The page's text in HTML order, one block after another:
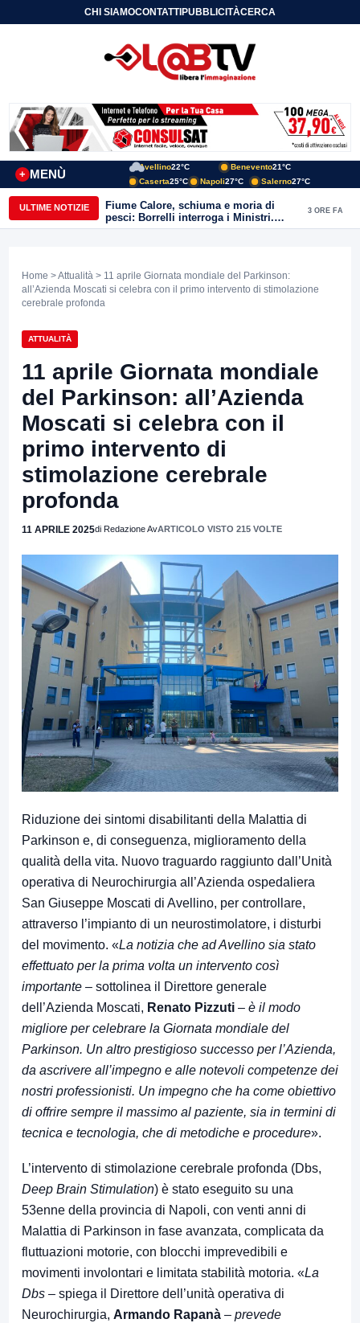
CHI SIAMOCONTATTIPUBBLICITÀCERCA
MENÙ
+
Avellino22°C Benevento21°C
Caserta25°C Napoli27°C Salerno27°C
ULTIME NOTIZIE
Fiume Calore, schiuma e moria di
pesci: Borrelli interroga i Ministri.
“Benevento paga l’assenza del
3 ORE FA
Home >Attualità > 11 aprile Giornata mondiale del Parkinson:
all’Azienda Moscati si celebra con il primo intervento di stimolazione
cerebrale profonda
ATTUALITÀ
11 aprile Giornata mondiale
del Parkinson: all’Azienda
Moscati si celebra con il
primo intervento di
stimolazione cerebrale
profonda
11 APRILE 2025di Redazione AvARTICOLO VISTO 215 VOLTE
Riduzione dei sintomi disabilitanti della Malattia di
Parkinson e, di conseguenza, miglioramento della
qualità della vita. Nuovo traguardo raggiunto dall’Unità
operativa di Neurochirurgia all’Azienda ospedaliera
San Giuseppe Moscati di Avellino, per controllare,
attraverso l’impianto di un neurostimolatore, i disturbi
del movimento. «La notizia che ad Avellino sia stato
effettuato per la prima volta un intervento così
importante – sottolinea il Direttore generale
dell’Azienda Moscati, Renato Pizzuti – è il modo
migliore per celebrare la Giornata mondiale del
Parkinson. Un altro prestigioso successo per l’Azienda,
da ascrivere all’impegno e alle notevoli competenze dei
nostri professionisti. Un impegno che ha come obiettivo
di offrire sempre il massimo al paziente, sia in termini di
tecnica e tecnologia, che di metodiche e procedure».
L’intervento di stimolazione cerebrale profonda (Dbs,
Deep Brain Stimulation) è stato eseguito su una
53enne della provincia di Napoli, con venti anni di
Malattia di Parkinson in fase avanzata, complicata da
fluttuazioni motorie, con blocchi imprevedibili e
movimenti involontari e limitata stabilità motoria. «La
Dbs – spiega il Direttore dell’unità operativa di
Neurochirurgia, Armando Rapanà – prevede